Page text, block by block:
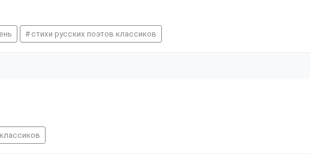
стихи русских поэтов классиков